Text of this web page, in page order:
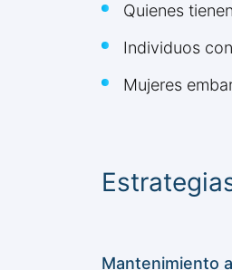
Quienes
Individuos
Mujeres
Mantenimiento